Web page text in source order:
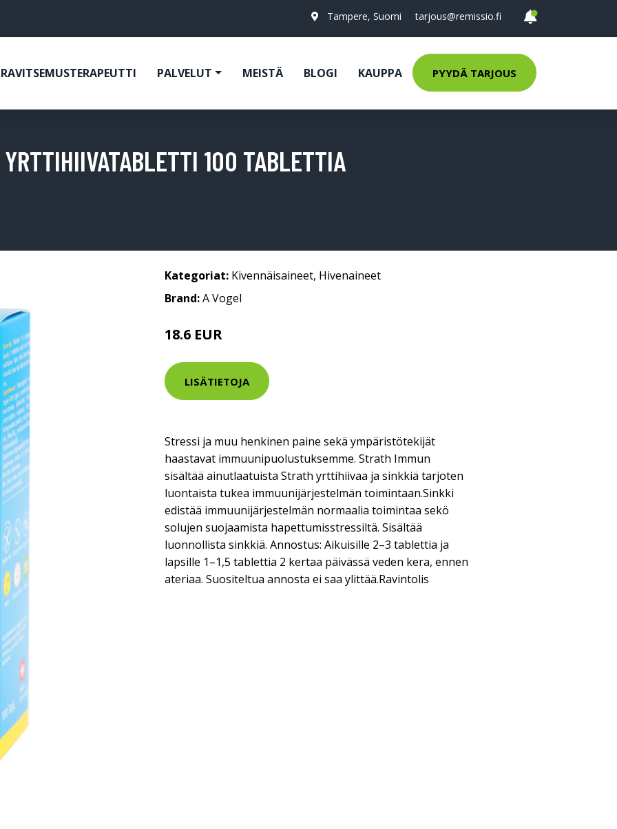
Tampere, Suomi tarjous@remissio.fi
RAVITSEMUSTERAPEUTTI PALVELUT MEISTÄ BLOGI KAUPPA PYYDÄ TARJOUS
100 TABLETTIA
Kategoriat: Kivennäisaineet, Hivenaineet
Brand:A Vogel
18.6 EUR
LISÄTIETOJA
Stressi ja muu henkinen paine sekä ympäristötekijät
haastavat immuunipuolustuksemme. Strath Immun
sisältää ainutlaatuista Strath yrttihiivaa ja sinkkiä tarjoten
luontaista tukea immuunijärjestelmän toimintaan.Sinkki
edistää immuunijärjestelmän normaalia toimintaa sekö
solujen suojaamista hapettumisstressiltä. Sisältää
luonnollista sinkkiä. Annostus: Aikuisille 2–3 tablettia ja
lapsille 1–1,5 tablettia 2 kertaa päivässä veden kera, ennen
ateriaa. Suositeltua annosta ei saa ylittää.Ravintolis